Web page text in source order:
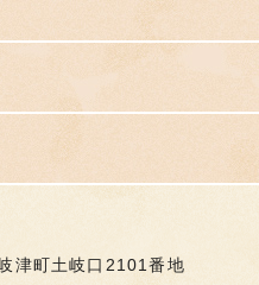
津町土岐口2101番地